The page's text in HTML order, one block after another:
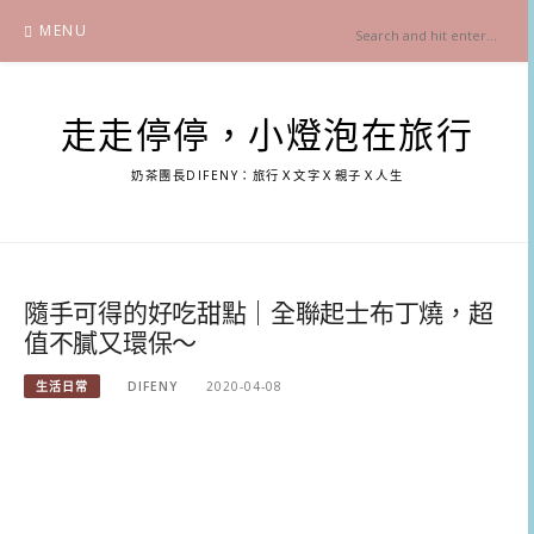
content
MENU
走走停停，小燈泡在旅行
奶茶團長DIFENY：旅行Ｘ文字Ｘ親子Ｘ人生
隨手可得的好吃甜點｜全聯起士布丁燒，超
值不膩又環保～
生活日常 DIFENY 2020-04-08